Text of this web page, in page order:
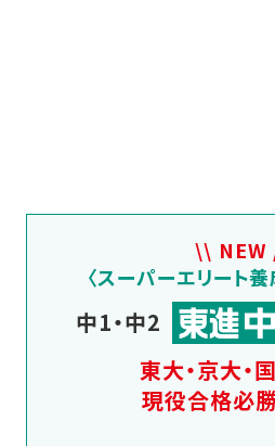
\\ NEW
〈スーパーエリート
中1・中2
東大・京大・
現役合格必